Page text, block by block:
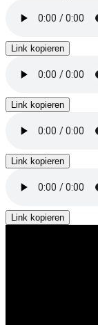
Link kopieren
Link kopieren
Link kopieren
Link kopieren